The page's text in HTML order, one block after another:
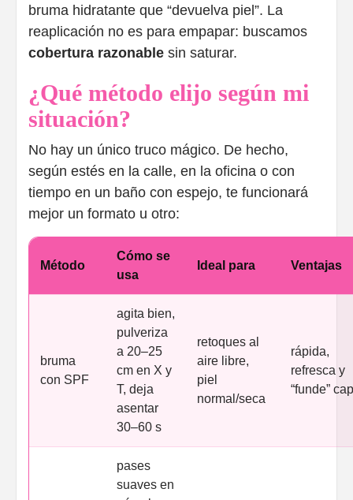
bruma hidratante que “devuelva piel”. La
reaplicación no es para empapar: buscamos
cobertura razonable sin saturar.
¿Qué método elijo según mi
situación?
No hay un único truco mágico. De hecho,
según estés en la calle, en la oficina o con
tiempo en un baño con espejo, te funcionará
mejor un formato u otro:
Método
Cómo se
usa
Ideal para Ventajas
bruma
con SPF
agita bien,
pulveriza
a 20–25
cm en X y
T, deja
asentar
30–60 s
retoques al
aire libre,
piel
normal/seca
rápida,
refresca y
“funde”
pases
suaves en